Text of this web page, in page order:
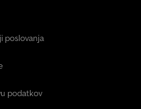
poslovanja
podatkov